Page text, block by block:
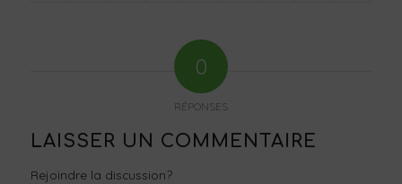
0
RÉPONSES
LAISSER UN COMMENTAIRE
Rejoindre la discussion?